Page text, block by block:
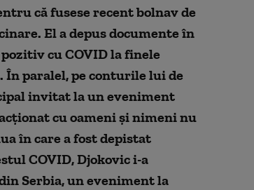
că fusese recent bolnav de
El a depus documente în
cu COVID la finele
paralel, pe conturile lui de
invitat la un eveniment
cu oameni și nimeni nu
în care a fost depistat
COVID, Djokovic i-a
Serbia, un eveniment la